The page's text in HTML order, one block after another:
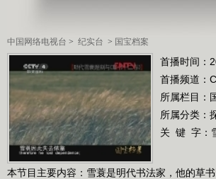
中国网络电视台 > 纪实台 > 国宝档案
首播时间：
首播频道：
所属栏目：
所属分类：
关 键 字：
本节目主要内容：雪蓑是明代书法家，他的草